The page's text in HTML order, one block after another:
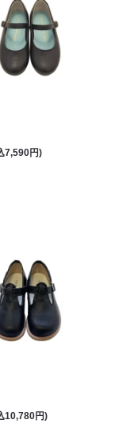
7,590円)
10,780円)